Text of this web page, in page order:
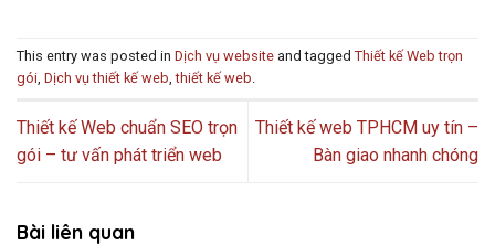
This entry was posted in Dịch vụ website and tagged Thiết kế Web trọn
gói, Dịch vụ thiết kế web,thiết kế web.
Thiết kế Web chuẩn SEO trọn
gói – tư vấn phát triển web
Thiết kế web TPHCM uy tín –
Bàn giao nhanh chóng
Bài liên quan